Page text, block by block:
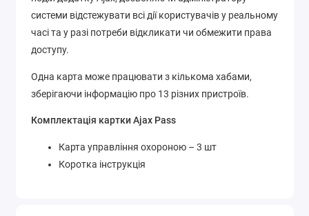
системи відстежувати всі дії користувачів у реальному
часі та у разі потреби відкликати чи обмежити права
доступу.
Одна карта може працювати з кількома хабами,
зберігаючи інформацію про 13 різних пристроїв.
Комплектація картки Ajax Pass
Карта управління охороною – 3 шт
Коротка інструкція